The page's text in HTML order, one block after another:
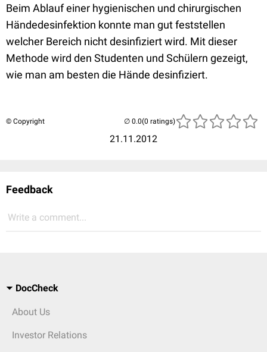
Beim Ablauf einer hygienischen und chirurgischen
Händedesinfektion konnte man gut feststellen
welcher Bereich nicht desinfiziert wird. Mit dieser
Methode wird den Studenten und Schülern gezeigt,
wie man am besten die Hände desinfiziert.
© Copyright
21.11.2012
(0 ratings)
Feedback
Write a comment...
DocCheck
About Us
Investor Relations